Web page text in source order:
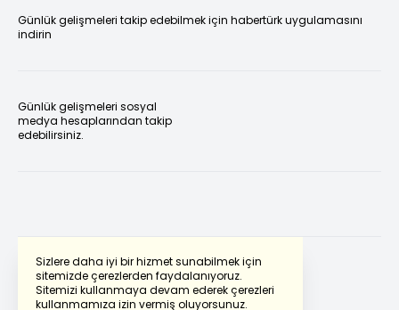
Sizlere daha iyi bir hizmet sunabilmek için
sitemizde çerezlerden faydalanıyoruz.
Sitemizi kullanmaya devam ederek çerezleri
kullanmamıza izin vermiş oluyorsunuz.
Günlük gelişmeleri takip edebilmek için habertürk uygulamasını
indirin
Günlük gelişmeleri sosyal
medya hesaplarından takip
edebilirsiniz.
Powered by Translate